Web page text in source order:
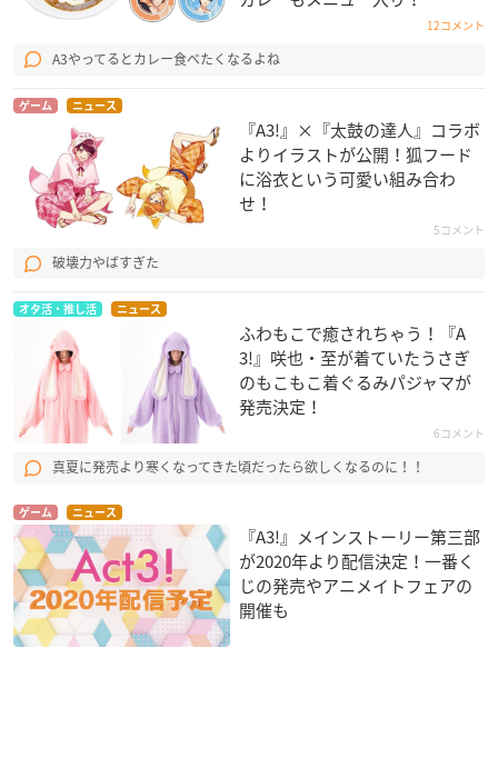
12コメント
A3やってるとカレー食べたくなるよね
ゲーム ニュース
『A3!』×『太鼓の達人』コラボ
よりイラストが公開！狐フード
に浴衣という可愛い組み合わ
せ！
5コメント
破壊力やばすぎた
オタ活・推し活 ニュース
ふわもこで癒されちゃう！『A
3!』咲也・至が着ていたうさぎ
のもこもこ着ぐるみパジャマが
発売決定！
6コメント
真夏に発売より寒くなってきた頃だったら欲しくなるのに！！
ゲーム ニュース
『A3!』メインストーリー第三部
が2020年より配信決定！一番く
じの発売やアニメイトフェアの
開催も